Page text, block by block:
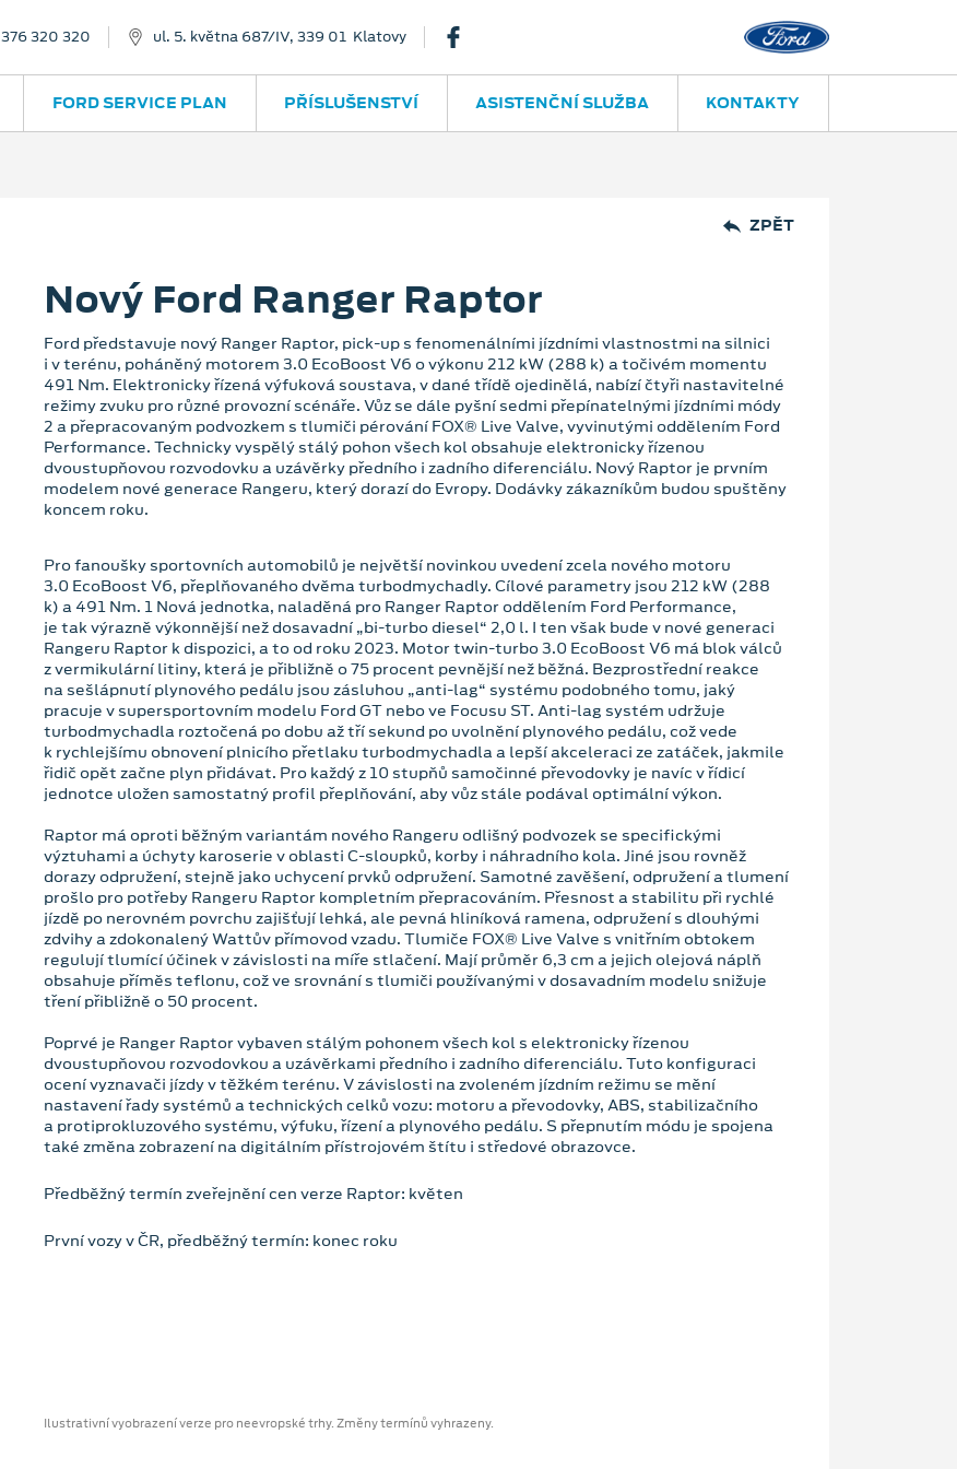
376 320 320 ul. 5. května 687/IV, 339 01 Klatovy
FORD SERVICE PLAN PŘÍSLUŠENSTVÍ ASISTENČNÍ SLUŽBA KONTAKTY
ZPĚT
Nový Ford Ranger Raptor
Ford představuje nový Ranger Raptor, pick-up s fenomenálními jízdními vlastnostmi na silnici
i v terénu, poháněný motorem 3.0 EcoBoost V6 o výkonu 212 kW (288 k) a točivém momentu
491 Nm. Elektronicky řízená výfuková soustava, v dané třídě ojedinělá, nabízí čtyři nastavitelné
režimy zvuku pro různé provozní scénáře. Vůz se dále pyšní sedmi přepínatelnými jízdními módy
2 a přepracovaným podvozkem s tlumiči pérování FOX® Live Valve, vyvinutými oddělením Ford
Performance. Technicky vyspělý stálý pohon všech kol obsahuje elektronicky řízenou
dvoustupňovou rozvodovku a uzávěrky předního i zadního diferenciálu. Nový Raptor je prvním
modelem nové generace Rangeru, který dorazí do Evropy. Dodávky zákazníkům budou spuštěny
koncem roku.
Pro fanoušky sportovních automobilů je největší novinkou uvedení zcela nového motoru
3.0 EcoBoost V6, přeplňovaného dvěma turbodmychadly. Cílové parametry jsou 212 kW (288
k) a 491 Nm. 1 Nová jednotka, naladěná pro Ranger Raptor oddělením Ford Performance,
je tak výrazně výkonnější než dosavadní „bi-turbo diesel“ 2,0 l. I ten však bude v nové generaci
Rangeru Raptor k dispozici, a to od roku 2023. Motor twin-turbo 3.0 EcoBoost V6 má blok válců
z vermikulární litiny, která je přibližně o 75 procent pevnější než běžná. Bezprostřední reakce
na sešlápnutí plynového pedálu jsou zásluhou „anti-lag“ systému podobného tomu, jaký
pracuje v supersportovním modelu Ford GT nebo ve Focusu ST. Anti-lag systém udržuje
turbodmychadla roztočená po dobu až tří sekund po uvolnění plynového pedálu, což vede
k rychlejšímu obnovení plnicího přetlaku turbodmychadla a lepší akceleraci ze zatáček, jakmile
řidič opět začne plyn přidávat. Pro každý z 10 stupňů samočinné převodovky je navíc v řídicí
jednotce uložen samostatný profil přeplňování, aby vůz stále podával optimální výkon.
Raptor má oproti běžným variantám nového Rangeru odlišný podvozek se specifickými
výztuhami a úchyty karoserie v oblasti C-sloupků, korby i náhradního kola. Jiné jsou rovněž
dorazy odpružení, stejně jako uchycení prvků odpružení. Samotné zavěšení, odpružení a tlumení
prošlo pro potřeby Rangeru Raptor kompletním přepracováním. Přesnost a stabilitu při rychlé
jízdě po nerovném povrchu zajišťují lehká, ale pevná hliníková ramena, odpružení s dlouhými
zdvihy a zdokonalený Wattův přímovod vzadu. Tlumiče FOX® Live Valve s vnitřním obtokem
regulují tlumící účinek v závislosti na míře stlačení. Mají průměr 6,3 cm a jejich olejová náplň
obsahuje příměs teflonu, což ve srovnání s tlumiči používanými v dosavadním modelu snižuje
tření přibližně o 50 procent.
Poprvé je Ranger Raptor vybaven stálým pohonem všech kol s elektronicky řízenou
dvoustupňovou rozvodovkou a uzávěrkami předního i zadního diferenciálu. Tuto konfiguraci
ocení vyznavači jízdy v těžkém terénu. V závislosti na zvoleném jízdním režimu se mění
nastavení řady systémů a technických celků vozu: motoru a převodovky, ABS, stabilizačního
a protiprokluzového systému, výfuku, řízení a plynového pedálu. S přepnutím módu je spojena
také změna zobrazení na digitálním přístrojovém štítu i středové obrazovce.
Předběžný termín zveřejnění cen verze Raptor: květen
První vozy v ČR, předběžný termín: konec roku
Ilustrativní vyobrazení verze pro neevropské trhy. Změny termínů vyhrazeny.